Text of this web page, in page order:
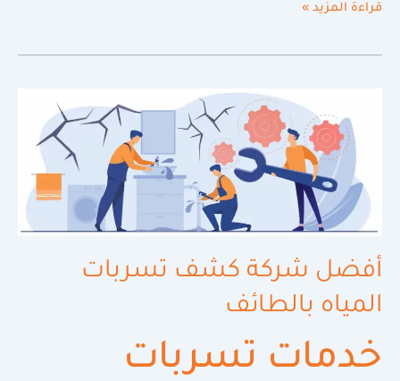
قراءة المزيد »
أفضل شركة كشف تسربات
المياه بالطائف
خدمات تسربات
كشف
تسربات
بالطائف